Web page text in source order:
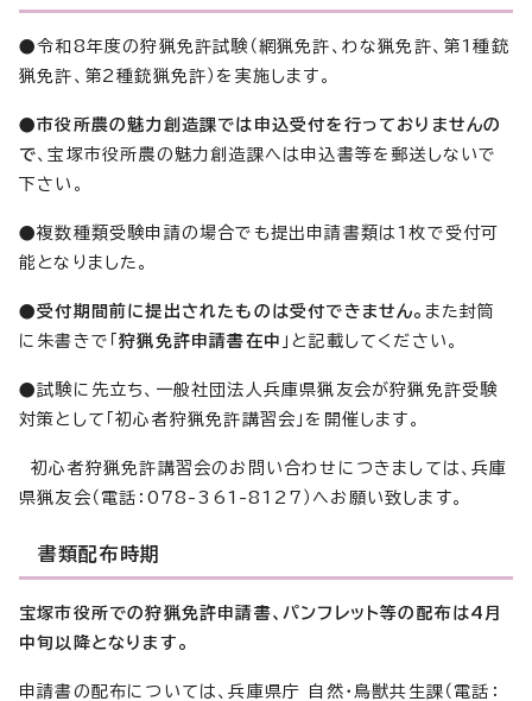
●令和8年度の狩猟免許試験（網猟免許、わな猟免許、第1種銃
猟免許、第2種銃猟免許）を実施します。
●市役所農の魅力創造課では申込受付を行っておりませんの
で、宝塚市役所農の魅力創造課へは申込書等を郵送しないで
下さい。
●複数種類受験申請の場合でも提出申請書類は1枚で受付可
能となりました。
●受付期間前に提出されたものは受付できません。 また封筒
に朱書きで「狩猟免許申請書在中 」と記載してください。
●試験に先立ち、一般社団法人兵庫県猟友会が狩猟免許受験
対策として「初心者狩猟免許講習会」を開催します。
初心者狩猟免許講習会のお問い合わせにつきましては、兵庫
県猟友会（電話：078-361-8127）へお願い致します。
書類配布時期
宝塚市役所での狩猟免許申請書、パンフレット等の配布は4月
中旬以降となります。
申請書の配布については、兵庫県庁 自然・鳥獣共生課（電話：